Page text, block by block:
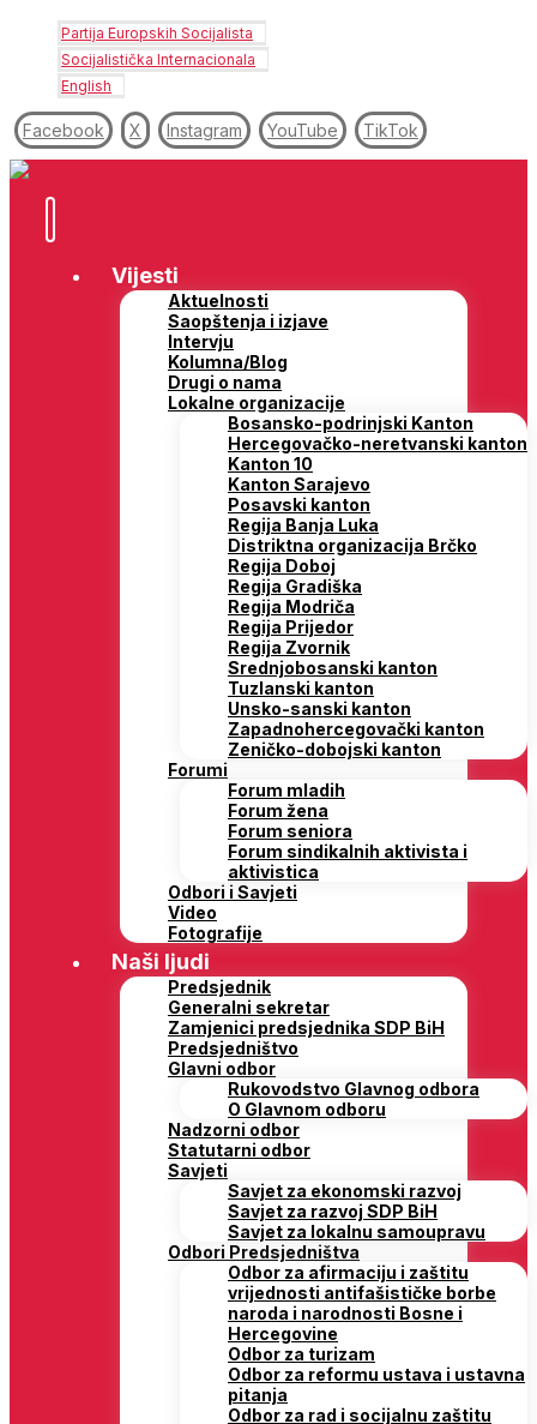
Partija Europskih Socijalista
Socijalistička Internacionala
English
Facebook X Instagram YouTube TikTok
Vijesti
Aktuelnosti
Saopštenja i izjave
Intervju
Kolumna/Blog
Drugi o nama
Lokalne organizacije
Bosansko-podrinjski Kanton
Hercegovačko-neretvanski kanton
Kanton 10
Kanton Sarajevo
Posavski kanton
Regija Banja Luka
Distriktna organizacija Brčko
Regija Doboj
Regija Gradiška
Regija Modriča
Regija Prijedor
Regija Zvornik
Srednjobosanski kanton
Tuzlanski kanton
Unsko-sanski kanton
Zapadnohercegovački kanton
Zeničko-dobojski kanton
Forumi
Forum mladih
Forum žena
Forum seniora
Forum sindikalnih aktivista i
aktivistica
Odbori i Savjeti
Video
Fotografije
Naši ljudi
Predsjednik
Generalni sekretar
Zamjenici predsjednika SDP BiH
Predsjedništvo
Glavni odbor
Rukovodstvo Glavnog odbora
O Glavnom odboru
Nadzorni odbor
Statutarni odbor
Savjeti
Savjet za ekonomski razvoj
Savjet za razvoj SDP BiH
Savjet za lokalnu samoupravu
Odbori Predsjedništva
Odbor za afirmaciju i zaštitu
vrijednosti antifašističke borbe
naroda i narodnosti Bosne i
Hercegovine
Odbor za turizam
Odbor za reformu ustava i ustavna
pitanja
Odbor za rad i socijalnu zaštitu